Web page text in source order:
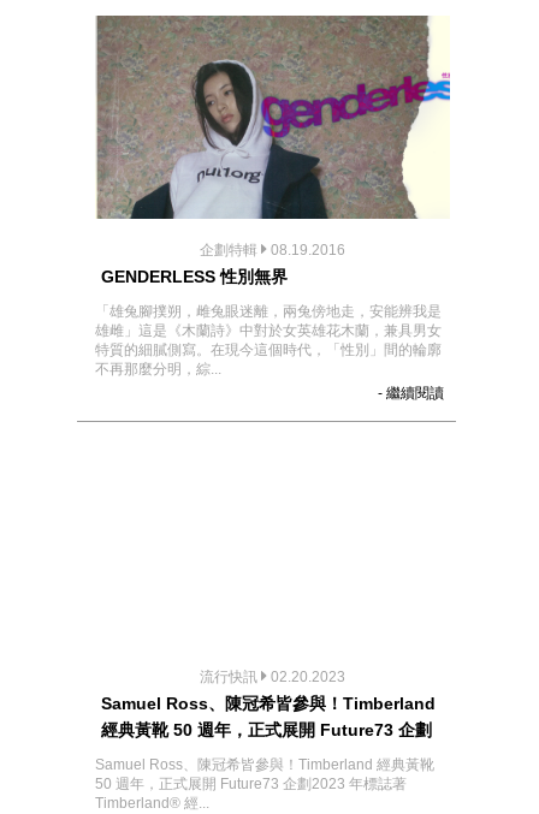
企劃特輯 08.19.2016
GENDERLESS 性別無界
「雄兔腳撲朔，雌兔眼迷離，兩兔傍地走，安能辨我是
雄雌」這是《木蘭詩》中對於女英雄花木蘭，兼具男女
特質的細膩側寫。在現今這個時代，「性別」間的輪廓
不再那麼分明，綜...
- 繼續閱讀
流行快訊 02.20.2023
Samuel Ross、陳冠希皆參與！Timberland
經典黃靴 50 週年，正式展開 Future73 企劃
Samuel Ross、陳冠希皆參與！Timberland 經典黃靴
50 週年，正式展開 Future73 企劃2023 年標誌著
Timberland® 經...